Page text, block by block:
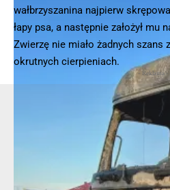
wałbrzyszanina najpierw
łapy psa, a następnie założył mu
Zwierzę nie miało żadnych szans
okrutnych cierpieniach.
- Reklama -